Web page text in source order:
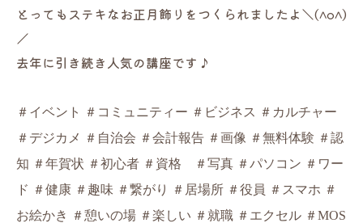
とってもステキなお正月飾りをつくられましたよ＼(^o^)
／
去年に引き続き人気の講座です♪
＃イベント ＃コミュニティー ＃ビジネス ＃カルチャー
＃デジカメ ＃自治会 ＃会計報告 ＃画像 ＃無料体験 ＃認
知 ＃年賀状 ＃初心者 ＃資格 ＃写真 ＃パソコン ＃ワー
ド ＃健康 ＃趣味 ＃繋がり ＃居場所 ＃役員 ＃スマホ ＃
お絵かき ＃憩いの場 ＃楽しい ＃就職 ＃エクセル ＃MOS